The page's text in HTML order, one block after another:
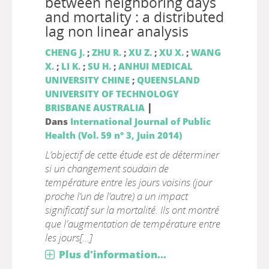
and mortality : a distributed
lag non linear analysis
CHENG J.; ZHU R.; XU Z.; XU X.; WANG
X.; LI K.; SU H.; ANHUI MEDICAL
UNIVERSITY CHINE; QUEENSLAND
UNIVERSITY OF TECHNOLOGY
BRISBANE AUSTRALIA |
Dans International Journal of Public
Health (Vol. 59 n° 3, Juin 2014)
L’objectif de cette étude est de déterminer
si un changement soudain de
température entre les jours voisins (jour
proche l’un de l’autre) a un impact
significatif sur la mortalité. Ils ont montré
que l'augmentation de température entre
les jours[...]
Plus d'information...